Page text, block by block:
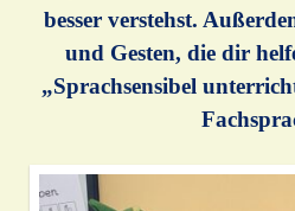
besser verstehst.
und Gesten, die dir
„Sprachsensibel